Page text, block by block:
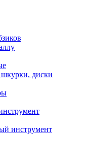
диски
инструмент